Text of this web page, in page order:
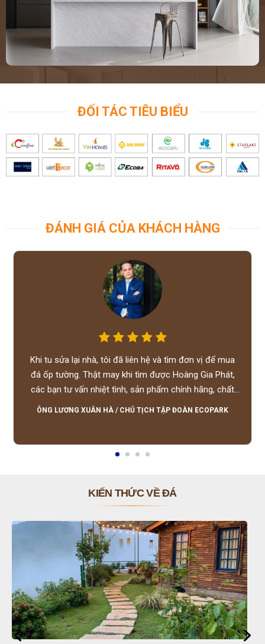
ĐỐI TÁC TIÊU BIỂU
ĐÁNH GIÁ CỦA KHÁCH HÀNG
Khi tu sửa lại nhà, tôi đã liên hệ và tìm đơn vị để mua
đá ốp tường. Thật may khi tìm được Hoàng Gia Phát,
các bạn tư vấn nhiệt tình, sản phẩm chính hãng, chất
lượng tốt, giá hợp lý, hỗ trợ tận tình.
ÔNG LƯƠNG XUÂN HÀ / CHỦ TỊCH TẬP ĐOÀN ECOPARK
KIẾN THỨC VỀ ĐÁ